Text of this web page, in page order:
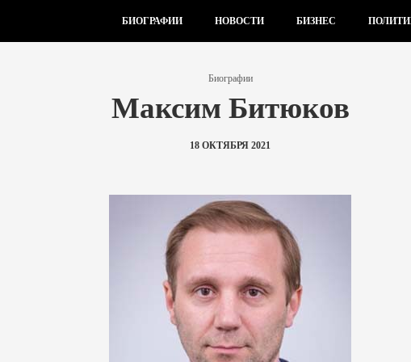
БИОГРАФИИ НОВОСТИ БИЗНЕС
Биографии
Максим Битюков
18 ОКТЯБРЯ 2021